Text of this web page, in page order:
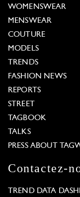
WOMENSWEAR
MENSWEAR
COUTURE
MODELS
TRENDS
FASHION NEWS
REPORTS
STREET
TAGBOOK
TALKS
PRESS ABOUT
Contactez-
TREND DATA